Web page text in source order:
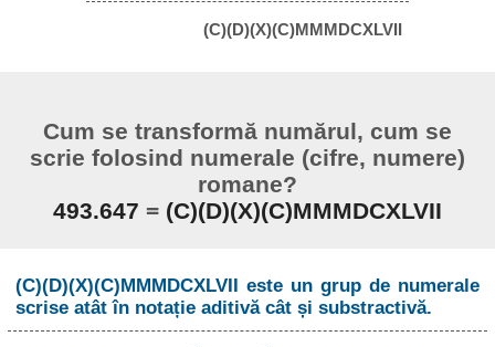
(C)(D)(X)(C)MMMDCXLVII
Cum se transformă numărul, cum se
scrie folosind numerale (cifre, numere)
romane?
493.647 = (C)(D)(X)(C)MMMDCXLVII
(C)(D)(X)(C)MMMDCXLVII este un grup de numerale
scrise atât în notație aditivă cât și substractivă.